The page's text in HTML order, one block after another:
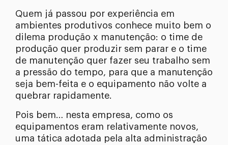
Quem já passou por experiência em
ambientes produtivos conhece muito bem o
dilema produção x manutenção: o time de
produção quer produzir sem parar e o time
de manutenção quer fazer seu trabalho sem
a pressão do tempo, para que a manutenção
seja bem-feita e o equipamento não volte a
quebrar rapidamente.
Pois bem… nesta empresa, como os
equipamentos eram relativamente novos,
uma tática adotada pela alta administração